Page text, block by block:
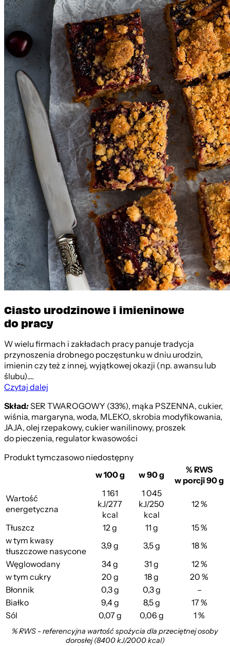
Budyniowa
Ciasto urodzinowe i imieninowe
do pracy
W wielu firmach i zakładach pracy panuje tradycja
przynoszenia drobnego poczęstunku w dniu urodzin,
imienin czy też z innej, wyjątkowej okazji (np. awansu lub
ślubu)....
Czytaj dalej
Skład:SER TWAROGOWY (33%), mąka PSZENNA, cukier,
wiśnia, margaryna, woda, MLEKO, skrobia modyfikowania,
JAJA, olej rzepakowy, cukier wanilinowy, proszek
do pieczenia, regulator kwasowości
Produkt tymczasowo niedostępny
w 100 g
w 90 g
% RWS
w porcji 90 g
Wartość
energetyczna
1 161
kJ/277
kcal
1 045
kJ/250
kcal
12 %
Tłuszcz 12 g 11 g
15 %
w tym kwasy
tłuszczowe nasycone
3,9 g 3,5 g
18 %
Węglowodany
34 g 31 g
12 %
w tym cukry
20 g 18 g
20 %
Błonnik
0,3 g 0,3 g
–
Białko
9,4 g 8,5 g
17 %
Sól
0,07 g 0,06 g 1 %
% RWS - referencyjna wartość spożycia dla przeciętnej osoby
dorosłej (8400 kJ/2000 kcal)